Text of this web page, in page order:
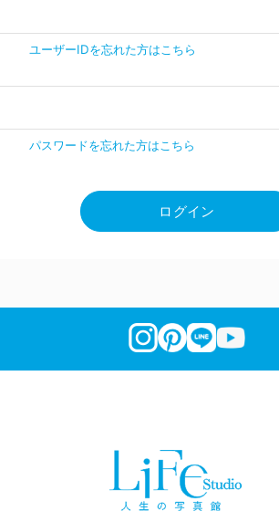
ユーザーIDを忘れた方はこちら
パスワードを忘れた方はこちら
ログイン